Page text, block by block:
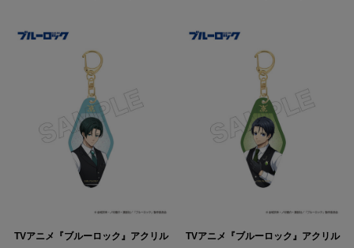
TVアニメ『ブルーロック』アクリル
TVアニメ『ブルーロック』アクリル